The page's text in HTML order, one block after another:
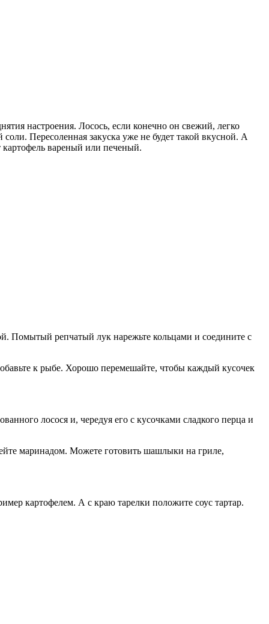
настроения. Лосось, если конечно он свежий, легко
Пересоленная закуска уже не будет такой вкусной. А
картофель вареный или печеный.
Помытый репчатый лук нарежьте кольцами и соедините с
к рыбе. Хорошо перемешайте, чтобы каждый кусочек
лосося и, чередуя его с кусочками сладкого перца и
маринадом. Можете готовить шашлыки на гриле,
картофелем. А с краю тарелки положите соус тартар.